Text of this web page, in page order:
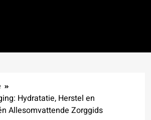
Hydratatie, Herstel en
Allesomvattende Zorggids